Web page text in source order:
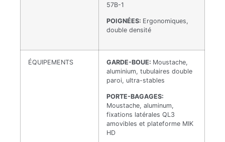
57B-1
POIGNÉES: Ergonomiques,
double densité
ÉQUIPEMENTS GARDE-BOUE: Moustache,
aluminium, tubulaires double
paroi, ultra-stables
PORTE-BAGAGES:
Moustache, aluminum,
fixations latérales QL3
amovibles et plateforme MIK
HD